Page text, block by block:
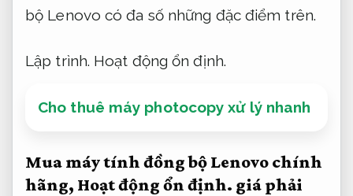
bộ Lenovo có đa số những đặc điểm trên.
Lập trình. Hoạt động ổn định.
Cho thuê máy photocopy xử lý nhanh
Mua máy tính đồng bộ Lenovo chính
hãng, Hoạt động ổn định. giá phải